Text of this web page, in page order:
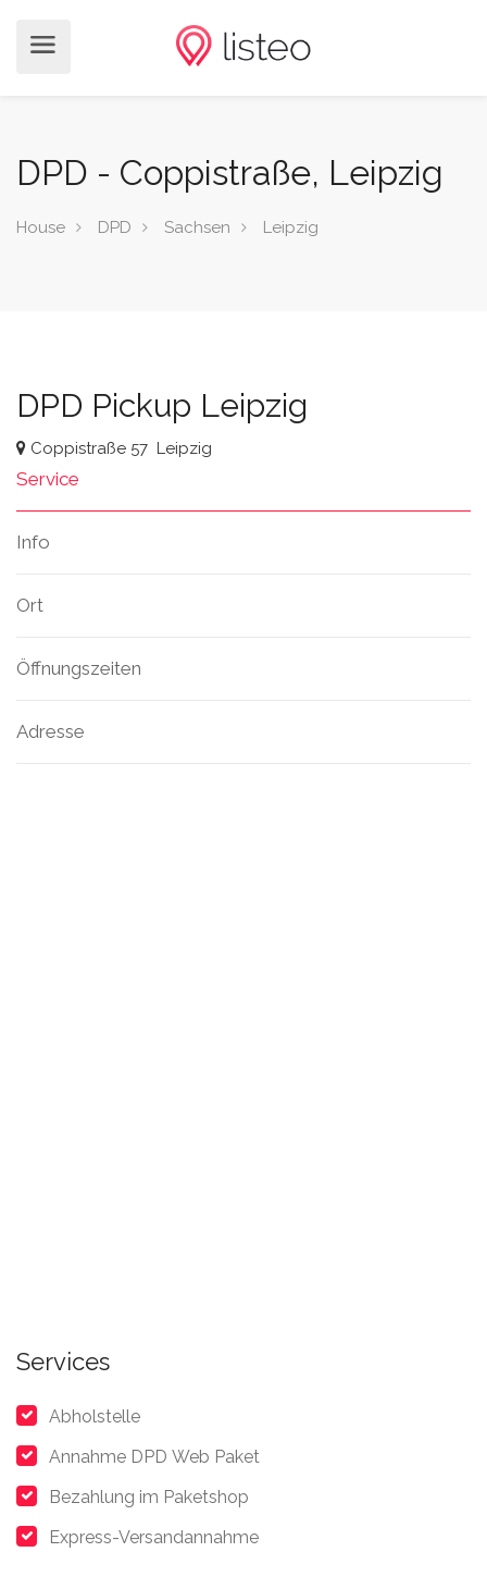
DPD - Coppistraße, Leipzig
House DPD Sachsen Leipzig
DPD Pickup Leipzig
Coppistraße 57 Leipzig
Service
Info
Ort
Öffnungszeiten
Adresse
Services
Abholstelle
Annahme DPD Web Paket
Bezahlung im Paketshop
Express-Versandannahme